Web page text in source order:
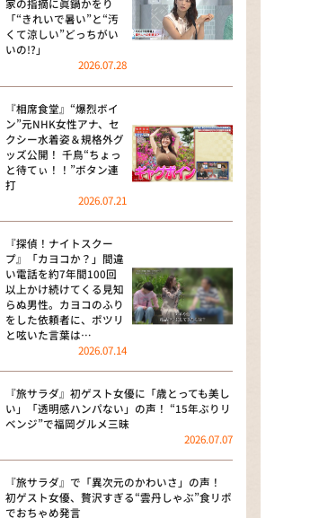
～ やすとものいたって真剣です
探偵！ナイトスクープ
news おかえり
河合＆A.B.C-Z塚田×福井アナ
「なんでやねん！？」（news お
かえり）
DAIGOも台所 ～きょうの献立 何
にする？～
本日はダイアンなり！シーズン２
朝だ！生です旅サラダ
教えて！ニュースライブ 正義の
ミカタ
ＬＩＦＥ～夢のカタチ～
新婚さんいらっしゃい！
ザキ山小屋本館
家の指摘に眞鍋かをり
「“きれいで暑い”と“汚
くて涼しい”どっちがい
いの!?」
2026.07.28
『相席食堂』“爆烈ボイ
ン”元NHK女性アナ、セ
クシー水着姿＆規格外グ
ッズ公開！ 千鳥“ちょっ
と待てぃ！！”ボタン連
打
2026.07.21
『探偵！ナイトスクー
プ』「カヨコか？」間違
い電話を約7年間100回
以上かけ続けてくる見知
らぬ男性。カヨコのふり
をした依頼者に、ポツリ
と呟いた言葉は…
2026.07.14
『旅サラダ』初ゲスト女優に「歳とっても美し
い」「透明感ハンパない」の声！ “15年ぶりリ
ベンジ”で福岡グルメ三昧
2026.07.07
『旅サラダ』で「異次元のかわいさ」の声！
初ゲスト女優、贅沢すぎる“雲丹しゃぶ”食リポ
でおちゃめ発言